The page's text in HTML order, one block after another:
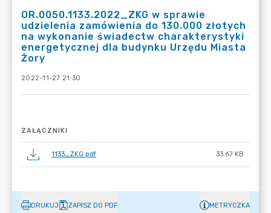
OR.0050.1133.2022_ZKG w sprawie
udzielenia zamówienia do 130.000 złotych
na wykonanie świadectw charakterystyki
energetycznej dla budynku Urzędu Miasta
Żory
2022-11-27 21:30
ZAŁĄCZNIKI
1133_ZKG.pdf 33.67 KB
DRUKUJ ZAPISZ DO PDF METRYCZKA